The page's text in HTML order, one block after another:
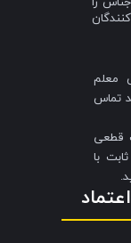
معلم
تماس
- به علت قطعی
با
اعتماد